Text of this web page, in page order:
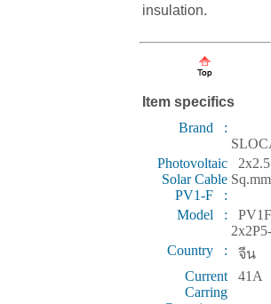
insulation.
Item specifics
Brand :
Photovoltaic
Solar Cable
PV1-F :
2x2.5
Model :
Country :
จีน
Current
Carring
41A